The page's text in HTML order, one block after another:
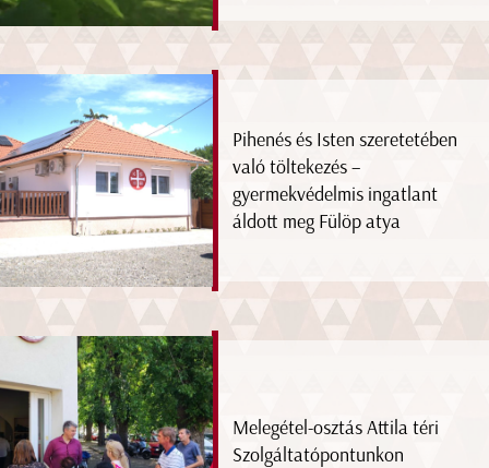
Pihenés és Isten szeretetében
való töltekezés –
gyermekvédelmis ingatlant
áldott meg Fülöp atya
Melegétel-osztás Attila téri
Szolgáltatópontunkon